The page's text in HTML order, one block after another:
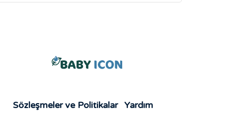
Sözleşmeler ve Politikalar Yardım